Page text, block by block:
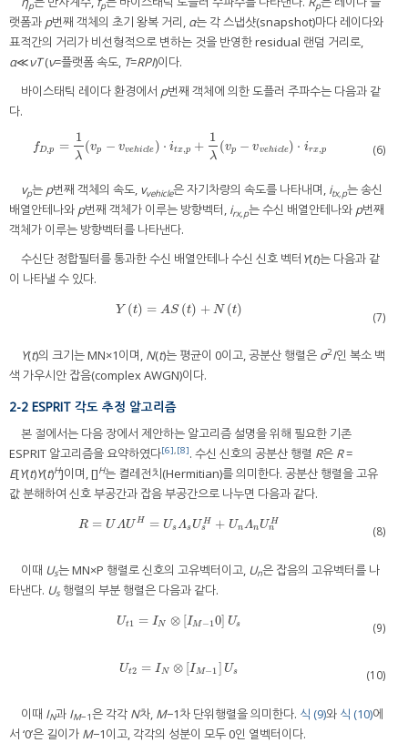
p p p
랫폼과 p번째 객체의 초기 왕복 거리, α는 각 스냅샷(snapshot)마다 레이다와
표적간의 거리가 비선형적으로 변하는 것을 반영한 residual 랜덤 거리로,
α≪νT(ν=플랫폼 속도, T=RPI)이다.
바이스태틱 레이다 환경에서 p번째 객체에 의한 도플러 주파수는 다음과 같
다.
fD,p =
1
λ
(vp − vvehicle ) ⋅ itx,p +
1
λ
(vp − vvehicle) ⋅ irx,p
fD p=1λ(v p−vvehicle )⋅ itx,p+1λ (vp−vvehicle)⋅irx, p (6)
vp는 p번째 객체의 속도, vvehicle은 자기차량의 속도를 나타내며, itx,p는 송신
배열안테나와 p번째 객체가 이루는 방향벡터, irx,p는 수신 배열안테나와 p번째
객체가 이루는 방향벡터를 나타낸다.
수신단 정합필터를 통과한 수신 배열안테나 수신 신호 벡터 Y(t)는 다음과 같
이 나타낼 수 있다.
Y (t) = AS (t) + N (t)
Y(t )=AS(t)+ N(t) (7)
Y(t)의 크기는 MN×1이며, N(t)는 평균이 0이고, 공분산 행렬은 σ2I인 복소 백
색 가우시안 잡음(complex AWGN)이다.
2-2 ESPRIT 각도 추정 알고리즘
본 절에서는 다음 장에서 제안하는 알고리즘 설명을 위해 필요한 기존
ESPRIT 알고리즘을 요약하였다[6],[8]. 수신 신호의 공분산 행렬 R은 R=
E[Y(t)Y(t)H]이며, []H는 켤레전치(Hermitian)를 의미한다. 공분산 행렬을 고유
값 분해하여 신호 부공간과 잡음 부공간으로 나누면 다음과 같다.
R = UΛU H = UsΛs U H
s + UnΛn U H
n
R=UΛUH =U sΛsUsH+U nΛ nUnH (8)
이때 Us는 MN×P 행렬로 신호의 고유벡터이고, Un은 잡음의 고유벡터를 나
타낸다. Us 행렬의 부분 행렬은 다음과 같다.
Ut1 = IN ⊗ [IM−10] Us
U t1=IN⊗[I M−10]Us (9)
Ut2 = IN ⊗ [IM−1] Us
U t2 =IN⊗[I M−1]U (10)
이때 IN과 IM−1은 각각 N차, M−1차 단위행렬을 의미한다. 식 (9)와 식 (10)에
서 ‘0’은 길이가 M−1이고, 각각의 성분이 모두 0인 열벡터이다.